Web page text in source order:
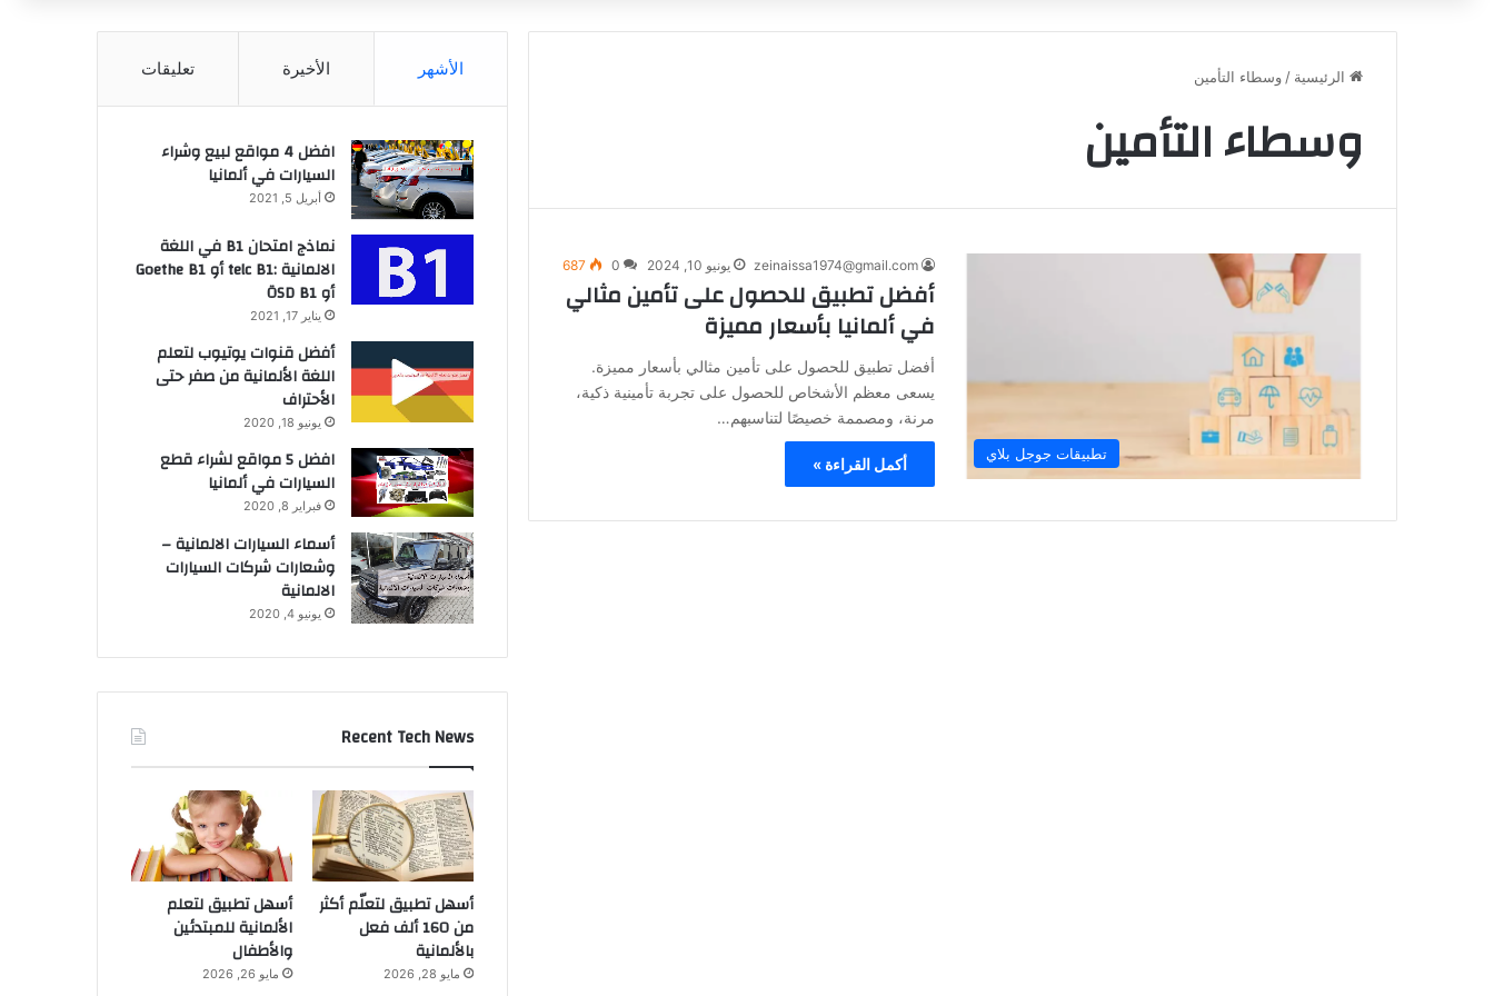
الرئيسية / وسطاء التأمين
وسطاء التأمين
تطبيقات جوجل بلاي
zeinaissa1974@gmail.com يونيو 10, 2024 0
687
أفضل تطبيق للحصول على تأمين مثالي
في ألمانيا بأسعار مميزة
أفضل تطبيق للحصول على تأمين مثالي بأسعار مميزة.
يسعى معظم الأشخاص للحصول على تجربة تأمينية ذكية،
مرنة، ومصممة خصيصًا لتناسبهم…
أكمل القراءة »
الأشهر الأخيرة تعليقات
افضل 4 مواقع لبيع وشراء
السيارات في ألمانيا
أبريل 5, 2021
نماذج امتحان B1 في اللغة
الالمانية :telc B1 أو Goethe B1
أو ÖSD B1
يناير 17, 2021
أفضل قنوات يوتيوب لتعلم
اللغة الألمانية من صفر حتى
الأحتراف
يونيو 18, 2020
افضل 5 مواقع لشراء قطع
السيارات في ألمانيا
فبراير 8, 2020
أسماء السيارات الالمانية –
وشعارات شركات السيارات
الالمانية
يونيو 4, 2020
Recent Tech News
أسهل تطبيق لتعلّم أكثر
من 160 ألف فعل
بالألمانية
مايو 28, 2026
أسهل تطبيق لتعلم
الألمانية للمبتدئين
والأطفال
مايو 26, 2026